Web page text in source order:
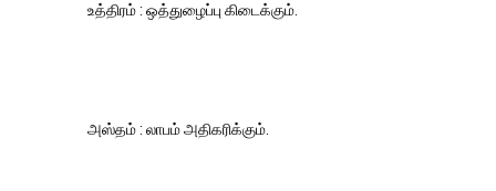
உத்திரம் : ஒத்துழைப்பு கிடைக்கும்.
அஸ்தம் : லாபம் அதிகரிக்கும்.